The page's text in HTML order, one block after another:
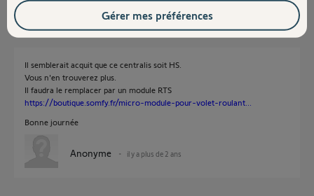
Réponses
Il semblerait acquit que ce centralis soit HS.
Vous n'en trouverez plus.
Il faudra le remplacer par un module RTS
https://boutique.somfy.fr/micro-module-pour-volet-roulant...
Bonne journée
Anonyme il y a plus de 2 ans
Gérer mes préférences